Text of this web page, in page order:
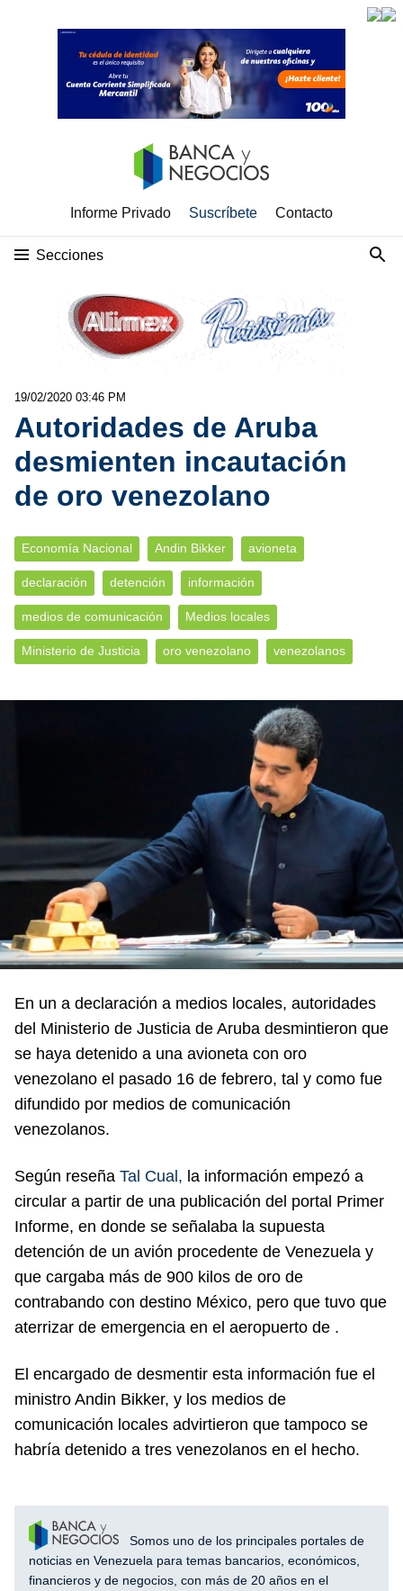
Informe Privado Suscríbete Contacto
Secciones
19/02/2020 03:46 PM
Autoridades de Aruba
desmienten incautación
de oro venezolano
Economía Nacional Andin Bikker avioneta
declaración detención información
medios de comunicación Medios locales
Ministerio de Justicia oro venezolano venezolanos
En un a declaración a medios locales, autoridades
del Ministerio de Justicia de Aruba desmintieron que
se haya detenido a una avioneta con oro
venezolano el pasado 16 de febrero, tal y como fue
difundido por medios de comunicación
venezolanos.
Según reseña Tal Cual, la información empezó a
circular a partir de una publicación del portal Primer
Informe, en donde se señalaba la supuesta
detención de un avión procedente de Venezuela y
que cargaba más de 900 kilos de oro de
contrabando con destino México, pero que tuvo que
aterrizar de emergencia en el aeropuerto de .
El encargado de desmentir esta información fue el
ministro Andin Bikker, y los medios de
comunicación locales advirtieron que tampoco se
habría detenido a tres venezolanos en el hecho.
Somos uno de los principales portales de
noticias en Venezuela para temas bancarios, económicos,
financieros y de negocios, con más de 20 años en el